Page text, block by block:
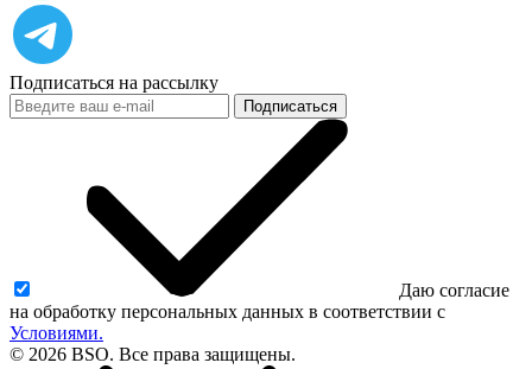
Подписаться на рассылку
Подписаться
Даю согласие
на обработку персональных данных в соответствии с
Условиями.
© 2026 BSO. Все права защищены.